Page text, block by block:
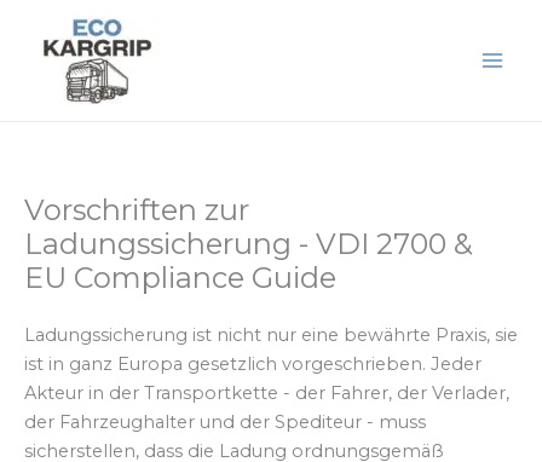
Inhalt
springen
Vorschriften zur
Ladungssicherung - VDI 2700 &
EU Compliance Guide
Ladungssicherung ist nicht nur eine bewährte Praxis, sie
ist in ganz Europa gesetzlich vorgeschrieben. Jeder
Akteur in der Transportkette - der Fahrer, der Verlader,
der Fahrzeughalter und der Spediteur - muss
sicherstellen, dass die Ladung ordnungsgemäß